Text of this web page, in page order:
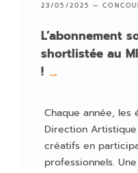
23/05/2025 —
L’abonnement
shortlistée au
! →
Chaque année, les
Direction Artistique
créatifs en
professionnels.